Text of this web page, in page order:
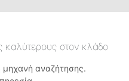
καλύτερους στον κλάδο
μηχανή αναζήτησης.